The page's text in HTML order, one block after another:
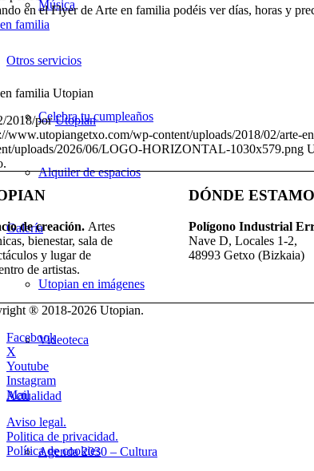
Música
Otros servicios
Celebra tu cumpleaños
Alquiler de espacios
Galería
Utopian en imágenes
Videoteca
Actualidad
Agenda 2030 – Cultura
en el Flyer de Arte en familia podéis ver días, horas y
familia
familia Utopian
2018/porUtopian
www.utopiangetxo.com/wp-content/uploads/2018/02/arte-
uploads/2026/06/LOGO-HORIZONTAL-1030x579.png
de creación. Artes
bienestar, sala de
y lugar de
de artistas.
DÓNDE
Polígono Industrial
Nave D, Locales 1-2,
48993 Getxo (Bizkaia)
® 2018-2026 Utopian.
Facebook
X
Youtube
Instagram
Mail
Aviso legal.
Politica de privacidad.
Política de cookies